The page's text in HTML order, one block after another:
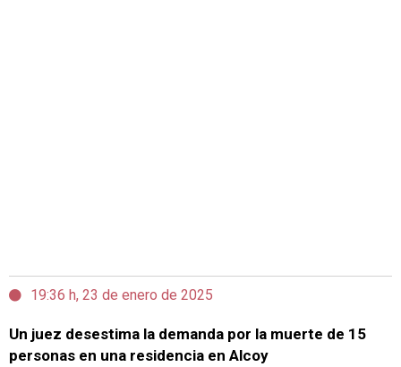
19:36 h, 23 de enero de 2025
Un juez desestima la demanda por la muerte de 15
personas en una residencia en Alcoy